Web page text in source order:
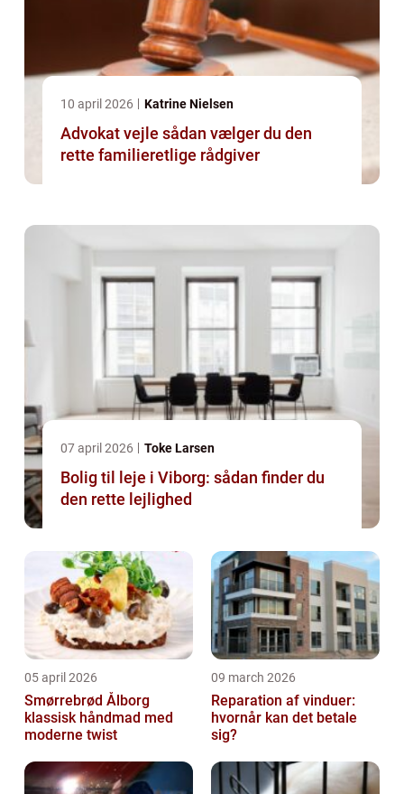
10 april 2026 Katrine Nielsen
Advokat vejle sådan vælger du den
rette familieretlige rådgiver
07 april 2026 Toke Larsen
Bolig til leje i Viborg: sådan finder du
den rette lejlighed
05 april 2026
Smørrebrød Ålborg
klassisk håndmad med
moderne twist
09 march 2026
Reparation af vinduer:
hvornår kan det betale
sig?